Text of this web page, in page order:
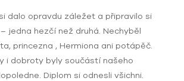
dalo opravdu záležet a připravilo si
jedna hezčí než druhá. Nechyběl
princezna , Hermiona ani potápěč.
i dobroty byly součástí našeho
Diplom si odnesli všichni.